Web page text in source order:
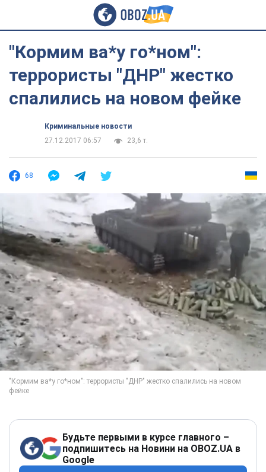
"Кормим ва*у го*ном":
террористы "ДНР" жестко
спалились на новом фейке
Криминальные новости
27.12.2017 06:57
23,6 т.
68
Будьте первыми в курсе главного –
подпишитесь на Новини на OBOZ.UA в
Google